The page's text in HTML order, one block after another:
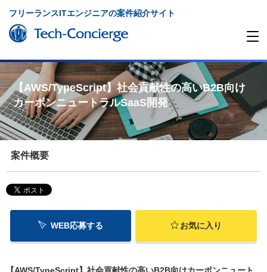
フリーランスITエンジニアの案件紹介サイト
【AWS/TypeScript】社会貢献性の高いB2B向け
カーボンニュートラルSaaS開発
案件概要
WEB応募する お気に入り